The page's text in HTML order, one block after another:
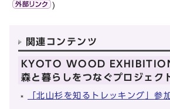
）
関連コンテンツ
KYOTO WOOD
森と暮らしをつなぐプロジェク
「北山杉を知るトレッキング」参